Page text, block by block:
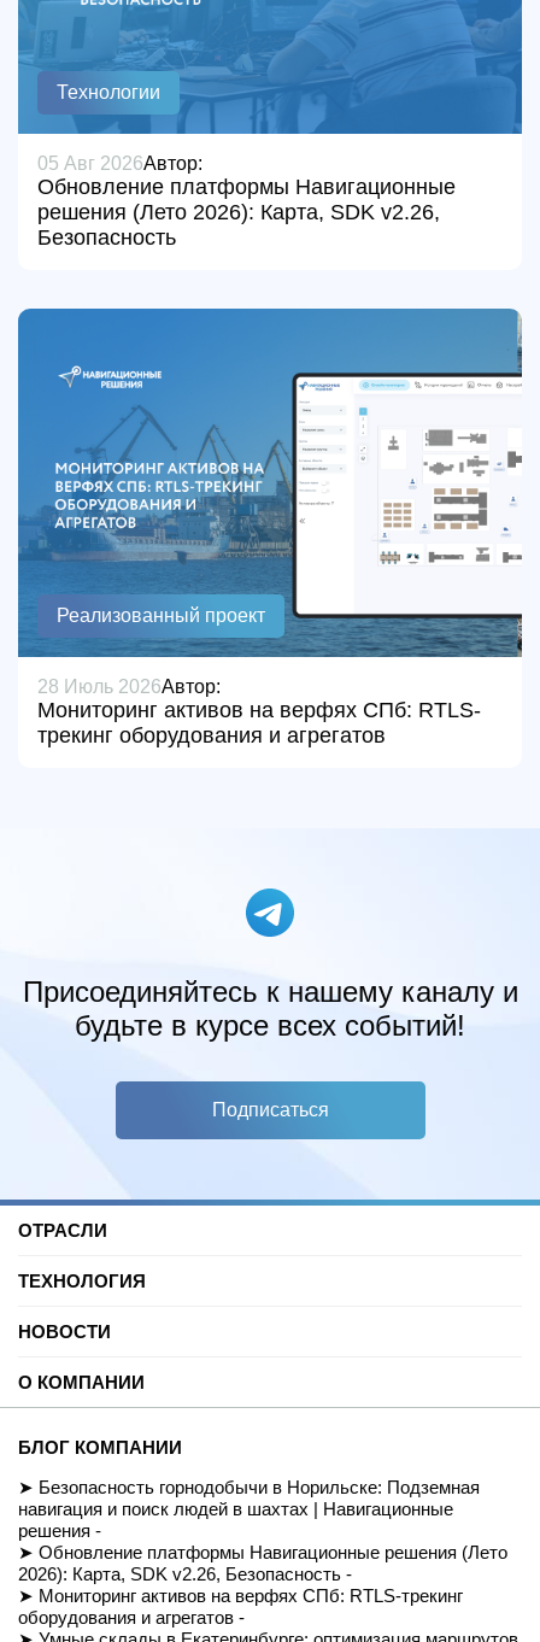
Технологии
05 Авг 2026Автор:
Обновление платформы Навигационные
решения (Лето 2026): Карта, SDK v2.26,
Безопасность
Реализованный проект
28 Июль 2026Автор:
Мониторинг активов на верфях СПб: RTLS-
трекинг оборудования и агрегатов
Присоединяйтесь к нашему каналу и
будьте в курсе всех событий!
Подписаться
ОТРАСЛИ
Торговые центры
Автомобильные услуги
Спорт
Производство
Культура и развлечения
Здравоохранение
Недвижимость и офисы
Музеи
Транспорт
Ритейл
Навигация транспортных средств
Строительство
ТЕХНОЛОГИЯ
SDK для Indoor навигации
Позиционирование внутри помещений
Реализованные проекты
Для разработчиков
FAQ
Документация
Вход/Регистрация
НОВОСТИ
Вебинары и подкасты
О КОМПАНИИ
Миссия
Команда
Контакты
СОУТ
Политика обработки персональных данных
Условия доступа к сайту
Приказ Минцифры №511
Магазин
БЛОГ КОМПАНИИ
Безопасность горнодобычи в Норильске: Подземная
навигация и поиск людей в шахтах | Навигационные
решения -
Обновление платформы Навигационные решения (Лето
2026): Карта, SDK v2.26, Безопасность -
Мониторинг активов на верфях СПб: RTLS-трекинг
оборудования и агрегатов -